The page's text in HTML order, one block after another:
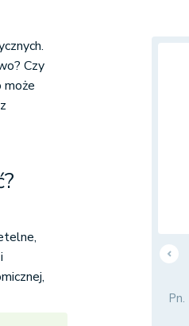
Czy
może
Pn.